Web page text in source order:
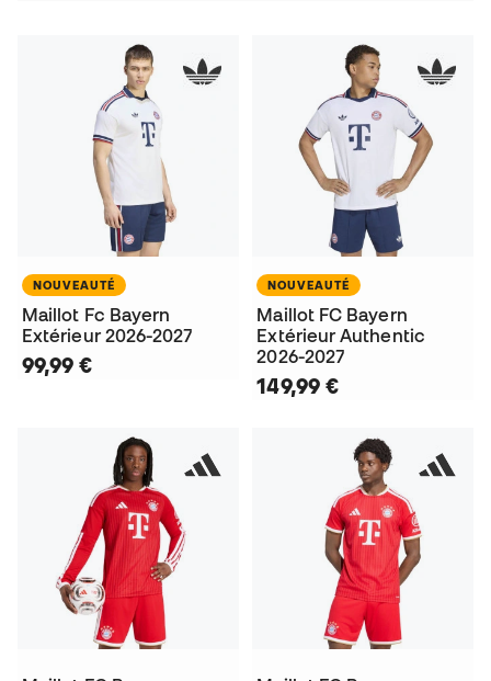
NOUVEAUTÉ
Maillot Fc Bayern
Extérieur 2026-2027
99,99 €
NOUVEAUTÉ
Maillot FC Bayern
Extérieur Authentic
2026-2027
149,99 €